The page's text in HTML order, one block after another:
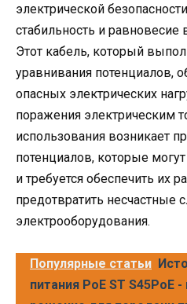
электрической
стабильность и равновесие
Этот кабель, который
уравнивания потенциалов,
опасных электрических
поражения электрическим
использования возникает
потенциалов, которые
и требуется обеспечить их
предотвратить несчастные
электрооборудования.
Популярные статьи
питания PoE ST S45PoE